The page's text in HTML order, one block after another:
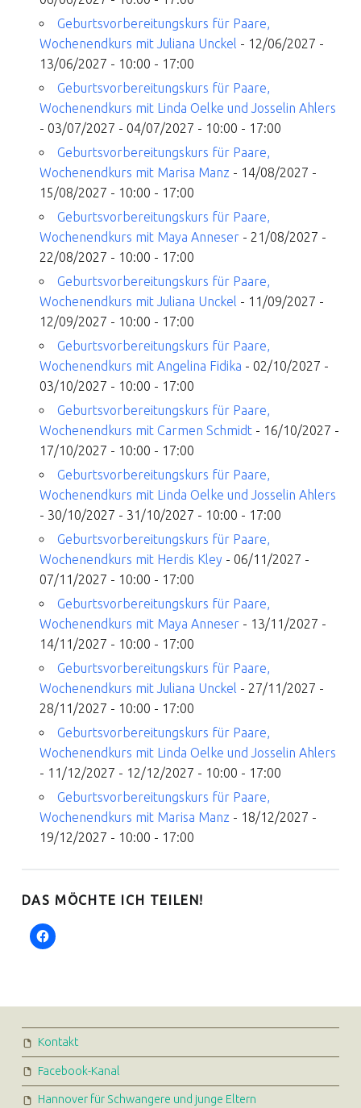
Geburtsvorbereitungskurs für Paare,
Wochenendkurs mit Juliana Unckel - 12/06/2027 -
13/06/2027 - 10:00 - 17:00
Geburtsvorbereitungskurs für Paare,
Wochenendkurs mit Linda Oelke und Josselin Ahlers
- 03/07/2027 - 04/07/2027 - 10:00 - 17:00
Geburtsvorbereitungskurs für Paare,
Wochenendkurs mit Marisa Manz - 14/08/2027 -
15/08/2027 - 10:00 - 17:00
Geburtsvorbereitungskurs für Paare,
Wochenendkurs mit Maya Anneser- 21/08/2027 -
22/08/2027 - 10:00 - 17:00
Geburtsvorbereitungskurs für Paare,
Wochenendkurs mit Juliana Unckel - 11/09/2027 -
12/09/2027 - 10:00 - 17:00
Geburtsvorbereitungskurs für Paare,
Wochenendkurs mit Angelina Fidika - 02/10/2027 -
03/10/2027 - 10:00 - 17:00
Geburtsvorbereitungskurs für Paare,
Wochenendkurs mit Carmen Schmidt- 16/10/2027 -
17/10/2027 - 10:00 - 17:00
Geburtsvorbereitungskurs für Paare,
Wochenendkurs mit Linda Oelke und Josselin Ahlers
- 30/10/2027 - 31/10/2027 - 10:00 - 17:00
Geburtsvorbereitungskurs für Paare,
Wochenendkurs mit Herdis Kley - 06/11/2027 -
07/11/2027 - 10:00 - 17:00
Geburtsvorbereitungskurs für Paare,
Wochenendkurs mit Maya Anneser- 13/11/2027 -
14/11/2027 - 10:00 - 17:00
Geburtsvorbereitungskurs für Paare,
Wochenendkurs mit Juliana Unckel - 27/11/2027 -
28/11/2027 - 10:00 - 17:00
Geburtsvorbereitungskurs für Paare,
Wochenendkurs mit Linda Oelke und Josselin Ahlers
- 11/12/2027 - 12/12/2027 - 10:00 - 17:00
Geburtsvorbereitungskurs für Paare,
Wochenendkurs mit Marisa Manz - 18/12/2027 -
19/12/2027 - 10:00 - 17:00
DAS MÖCHTE ICH TEILEN!
FOOTER SIDEBAR
Kontakt
Facebook-Kanal
Hannover für Schwangere und junge Eltern